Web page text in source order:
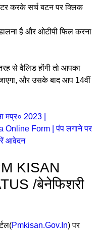
करके सर्च बटन पर क्लिक
है और ओटीपी फिल करना
से वैलिड होंगी तो आपका
और उसके बाद आप 14वीं
मप्र० 2023 |
Form | पंप लगाने पर
आवेदन
KISAN
/बेनेफिशरी
Pmkisan.Gov.In) पर